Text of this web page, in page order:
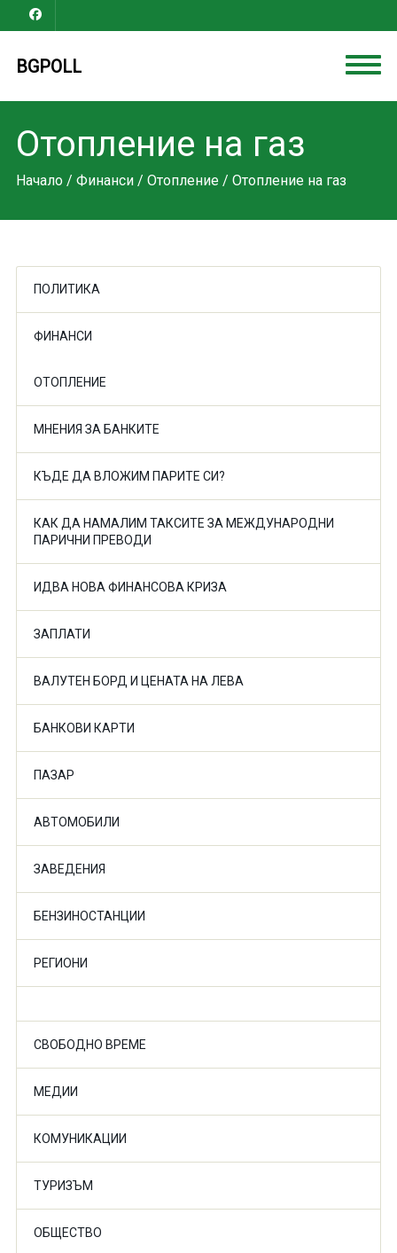
BGPOLL
Отопление на газ
Начало/ Финанси/ Отопление/ Отопление на газ
ПОЛИТИКА
ФИНАНСИ
ОТОПЛЕНИЕ
МНЕНИЯ ЗА БАНКИТЕ
КЪДЕ ДА ВЛОЖИМ ПАРИТЕ СИ?
КАК ДА НАМАЛИМ ТАКСИТЕ ЗА МЕЖДУНАРОДНИ
ПАРИЧНИ ПРЕВОДИ
ИДВА НОВА ФИНАНСОВА КРИЗА
ЗАПЛАТИ
ВАЛУТЕН БОРД И ЦЕНАТА НА ЛЕВА
БАНКОВИ КАРТИ
ПАЗАР
АВТОМОБИЛИ
ЗАВЕДЕНИЯ
БЕНЗИНОСТАНЦИИ
РЕГИОНИ
СВОБОДНО ВРЕМЕ
МЕДИИ
КОМУНИКАЦИИ
ТУРИЗЪМ
ОБЩЕСТВО